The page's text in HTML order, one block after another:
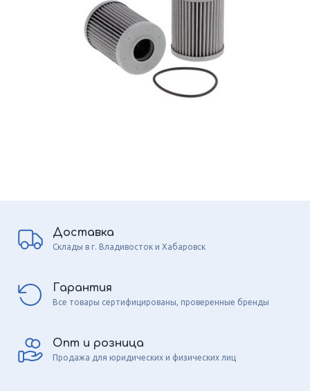
Доставка
Склады в г. Владивосток и Хабаровск
Гарантия
Все товары сертифицированы, проверенные бренды
Опт и розница
Продажа для юридических и физических лиц